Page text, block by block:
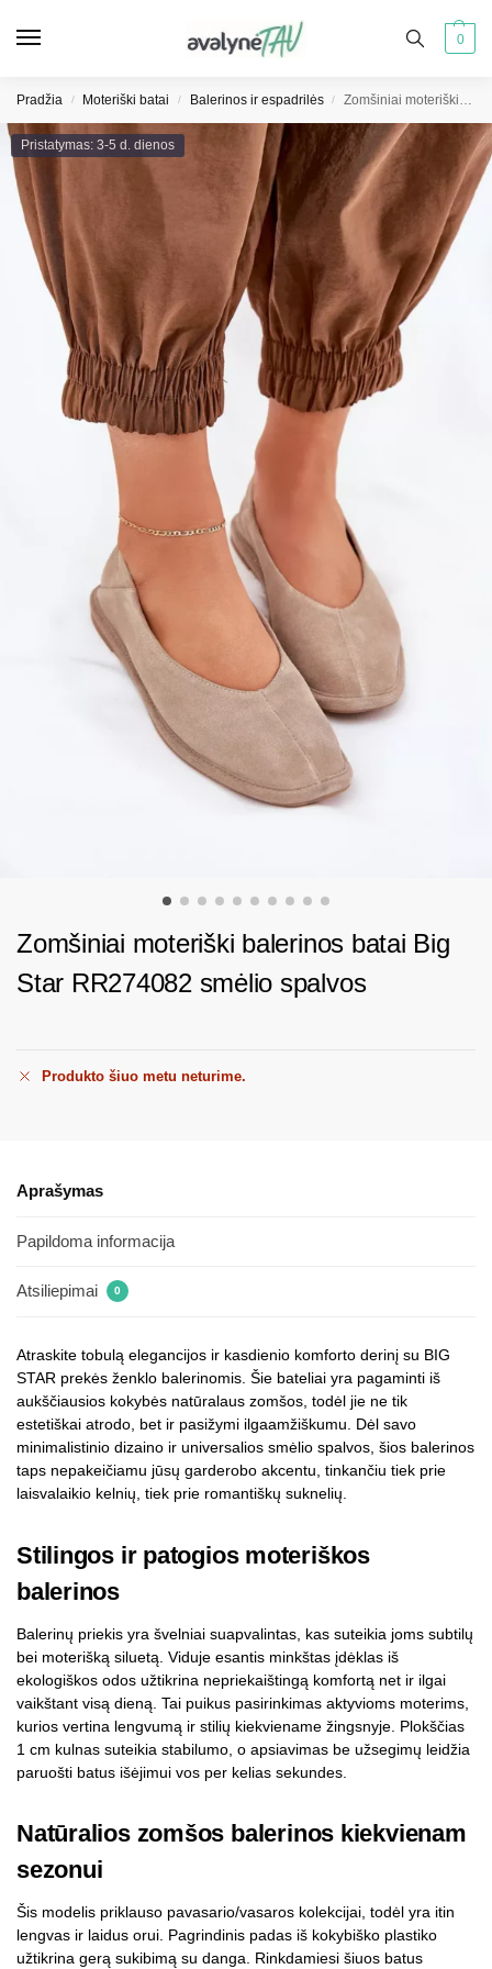
0
Pradžia / Moteriški batai / Balerinos ir espadrilės / Zomšiniai moteriški balerinos batai Big Star RR274082 smėlio spalvos
Pristatymas: 3-5 d. dienos
Zomšiniai moteriški balerinos batai Big
Star RR274082 smėlio spalvos
Produkto šiuo metu neturime.
Aprašymas
Papildoma informacija
Atsiliepimai 0
Atraskite tobulą elegancijos ir kasdienio komforto derinį su BIG
STAR prekės ženklo balerinomis. Šie bateliai yra pagaminti iš
aukščiausios kokybės natūralaus zomšos, todėl jie ne tik
estetiškai atrodo, bet ir pasižymi ilgaamžiškumu. Dėl savo
minimalistinio dizaino ir universalios smėlio spalvos, šios balerinos
taps nepakeičiamu jūsų garderobo akcentu, tinkančiu tiek prie
laisvalaikio kelnių, tiek prie romantiškų suknelių.
Stilingos ir patogios moteriškos
balerinos
Balerinų priekis yra švelniai suapvalintas, kas suteikia joms subtilų
bei moterišką siluetą. Viduje esantis minkštas įdėklas iš
ekologiškos odos užtikrina nepriekaištingą komfortą net ir ilgai
vaikštant visą dieną. Tai puikus pasirinkimas aktyvioms moterims,
kurios vertina lengvumą ir stilių kiekviename žingsnyje. Plokščias
1 cm kulnas suteikia stabilumo, o apsiavimas be užsegimų leidžia
paruošti batus išėjimui vos per kelias sekundes.
Natūralios zomšos balerinos kiekvienam
sezonui
Šis modelis priklauso pavasario/vasaros kolekcijai, todėl yra itin
lengvas ir laidus orui. Pagrindinis padas iš kokybiško plastiko
užtikrina gerą sukibimą su danga. Rinkdamiesi šiuos batus